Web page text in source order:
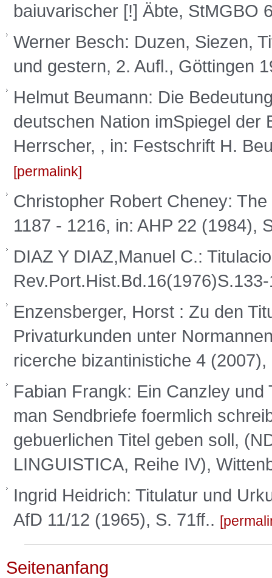
baiuvarischer [!] Äbte, StMGBO
Werner Besch: Duzen, Siezen,
und gestern, 2. Aufl., Göttingen
Helmut Beumann: Die
deutschen Nation imSpiegel der
Herrscher, , in: Festschrift H.
permalink
Christopher Robert Cheney:
1187 - 1216, in: AHP 22 (1984),
DIAZ Y DIAZ,Manuel C.:
Enzensberger, Horst : Zu den
Privaturkunden unter
ricerche bizantinistiche 4
Fabian Frangk: Ein Canzley
man Sendbriefe foermlich
gebuerlichen Titel geben soll,
LINGUISTICA, Reihe IV),
Ingrid Heidrich: Titulatur und
AfD 11/12 (1965), S. 71ff..
Seitenanfang